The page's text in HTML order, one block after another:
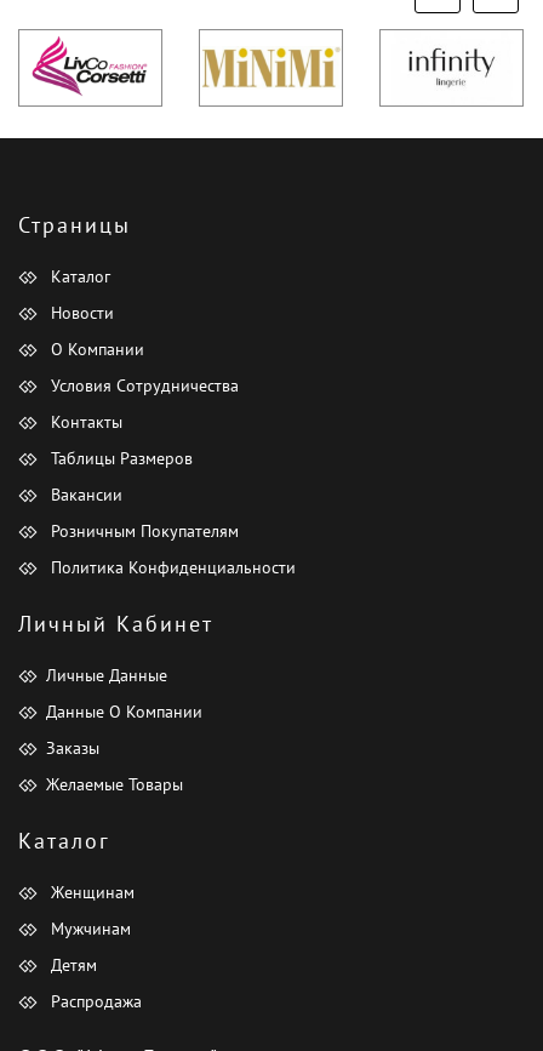
Страницы
Каталог
Новости
О Компании
Условия Сотрудничества
Контакты
Таблицы Размеров
Вакансии
Розничным Покупателям
Политика Конфиденциальности
Личный Кабинет
Личные Данные
Данные О Компании
Заказы
Желаемые Товары
Каталог
Женщинам
Мужчинам
Детям
Распродажа